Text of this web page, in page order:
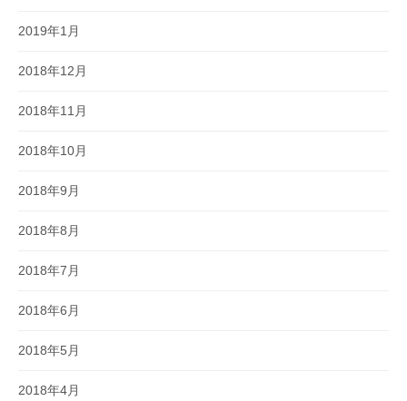
2019年1月
2018年12月
2018年11月
2018年10月
2018年9月
2018年8月
2018年7月
2018年6月
2018年5月
2018年4月